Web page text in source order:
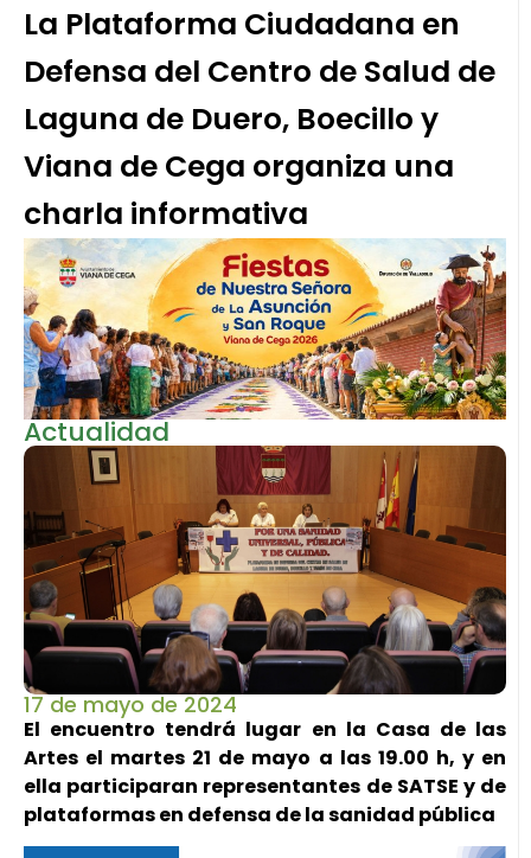
La Plataforma Ciudadana en
Defensa del Centro de Salud de
Laguna de Duero, Boecillo y
Viana de Cega organiza una
charla informativa
Actualidad
17 de mayo de 2024
El encuentro tendrá lugar en la Casa de las
Artes el martes 21 de mayo a las 19.00 h, y en
ella participaran representantes de SATSE y de
plataformas en defensa de la sanidad pública